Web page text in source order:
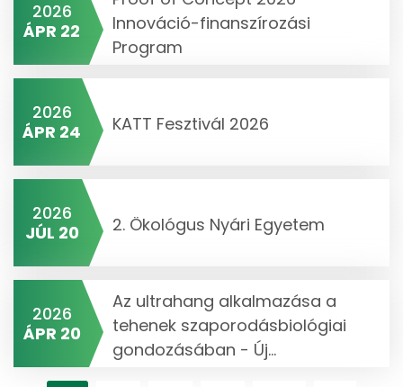
2026
ÁPR 22
Innováció-finanszírozási
Program
2026
ÁPR 24
KATT Fesztivál 2026
2026
JÚL 20
2. Ökológus Nyári Egyetem
2026
ÁPR 20
Az ultrahang alkalmazása a
tehenek szaporodásbiológiai
gondozásában - Új...